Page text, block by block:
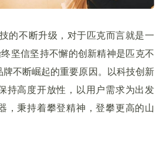
的不断升级，对于匹克而言就是一
终坚信坚持不懈的创新精神是匹克不
牌不断崛起的重要原因。以科技创新
持高度开放性，以用户需求为出发
，秉持着攀登精神，登攀更高的山